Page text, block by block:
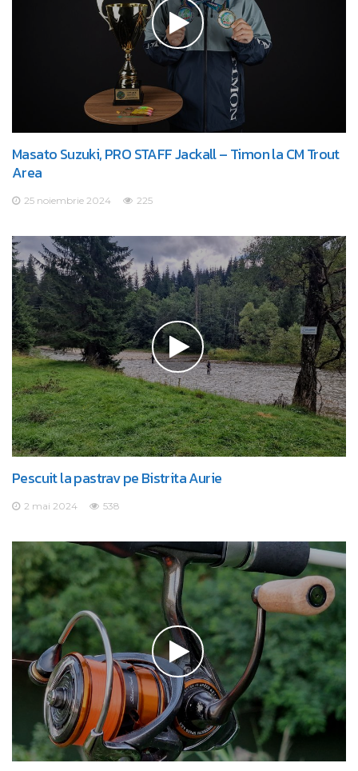
Masato Suzuki, PRO STAFF Jackall – Timon la CM Trout
Area
25 noiembrie 2024 225
Pescuit la pastrav pe Bistrita Aurie
2 mai 2024 538